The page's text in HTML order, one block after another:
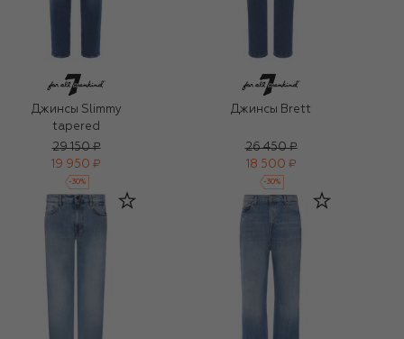
Джинсы Slimmy
tapered
29 150 ₽
19 950 ₽
-30%
Джинсы Brett
26 450 ₽
18 500 ₽
-30%